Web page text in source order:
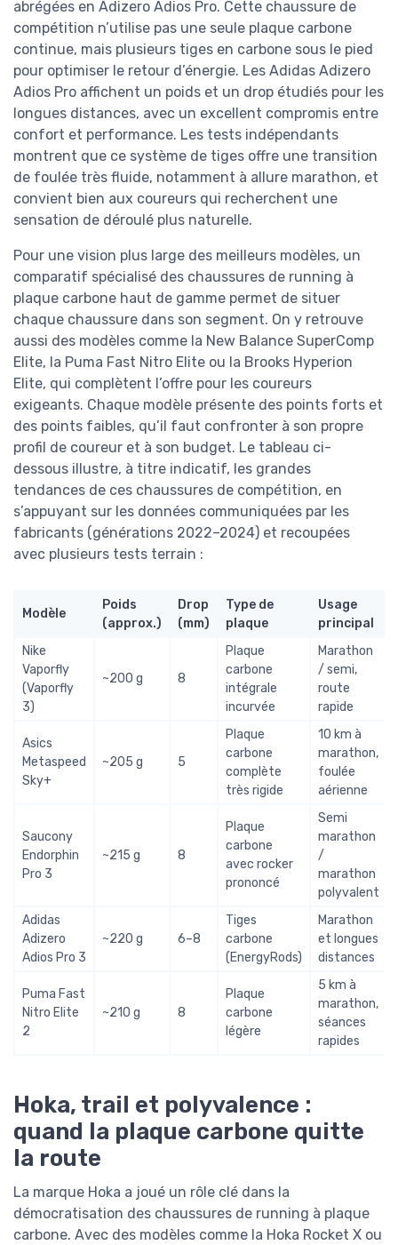
abrégées en Adizero Adios Pro. Cette chaussure de
compétition n’utilise pas une seule plaque carbone
continue, mais plusieurs tiges en carbone sous le pied
pour optimiser le retour d’énergie. Les Adidas Adizero
Adios Pro affichent un poids et un drop étudiés pour les
longues distances, avec un excellent compromis entre
confort et performance. Les tests indépendants
montrent que ce système de tiges offre une transition
de foulée très fluide, notamment à allure marathon, et
convient bien aux coureurs qui recherchent une
sensation de déroulé plus naturelle.
Pour une vision plus large des meilleurs modèles, un
comparatif spécialisé des chaussures de running à
plaque carbone haut de gamme permet de situer
chaque chaussure dans son segment. On y retrouve
aussi des modèles comme la New Balance SuperComp
Elite, la Puma Fast Nitro Elite ou la Brooks Hyperion
Elite, qui complètent l’offre pour les coureurs
exigeants. Chaque modèle présente des points forts et
des points faibles, qu’il faut confronter à son propre
profil de coureur et à son budget. Le tableau ci-
dessous illustre, à titre indicatif, les grandes
tendances de ces chaussures de compétition, en
s’appuyant sur les données communiquées par les
fabricants (générations 2022–2024) et recoupées
avec plusieurs tests terrain :
Modèle
Poids
(approx.)
Drop
(mm)
Type de
plaque
Usage
principal
Nike
Vaporfly
(Vaporfly
3)
~200 g 8
Plaque
carbone
intégrale
incurvée
Marathon
/ semi,
route
rapide
Asics
Metaspeed
Sky+
~205 g 5
Plaque
carbone
complète
très rigide
10 km à
marathon,
foulée
aérienne
Saucony
Endorphin
Pro 3
~215 g 8
Plaque
carbone
avec rocker
prononcé
Semi
marathon
/
marathon
polyvalent
Adidas
Adizero
Adios Pro 3
~220 g 6–8
Tiges
carbone
(EnergyRods)
Marathon
et longues
distances
Puma Fast
Nitro Elite
2
~210 g 8
Plaque
carbone
légère
5 km à
marathon,
séances
rapides
Hoka, trail et polyvalence :
quand la plaque carbone quitte
la route
La marque Hoka a joué un rôle clé dans la
démocratisation des chaussures de running à plaque
carbone. Avec des modèles comme la Hoka Rocket X ou